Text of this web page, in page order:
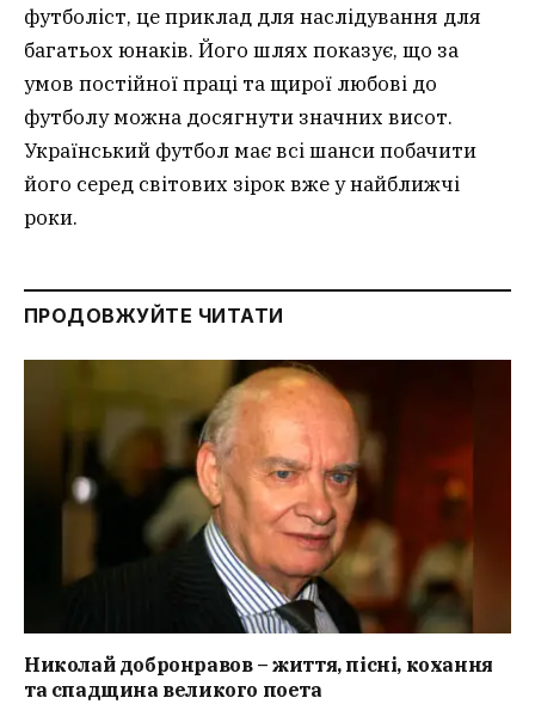
футболіст, це приклад для наслідування для
багатьох юнаків. Його шлях показує, що за
умов постійної праці та щирої любові до
футболу можна досягнути значних висот.
Український футбол має всі шанси побачити
його серед світових зірок вже у найближчі
роки.
ПРОДОВЖУЙТЕ ЧИТАТИ
Николай добронравов – життя, пісні, кохання
та спадщина великого поета